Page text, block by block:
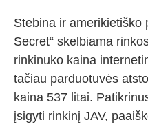
Stebina ir amerikietiško
Secret“ skelbiama
rinkinuko kaina
tačiau parduotuvės
kaina 537 litai.
įsigyti rinkinį JAV,